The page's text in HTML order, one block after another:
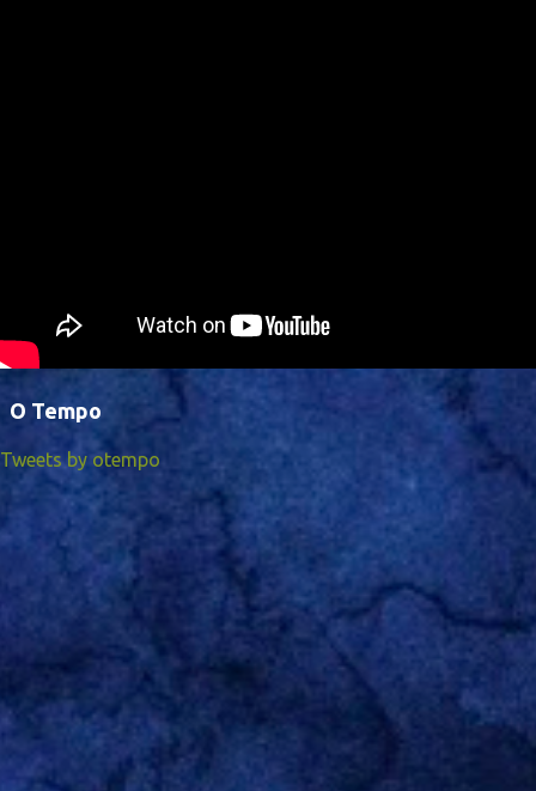
O Tempo
Tweets by otempo